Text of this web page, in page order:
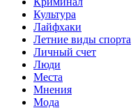
Культура
Лайфхаки
Летние виды спорта
Личный счет
Люди
Места
Мнения
Мода